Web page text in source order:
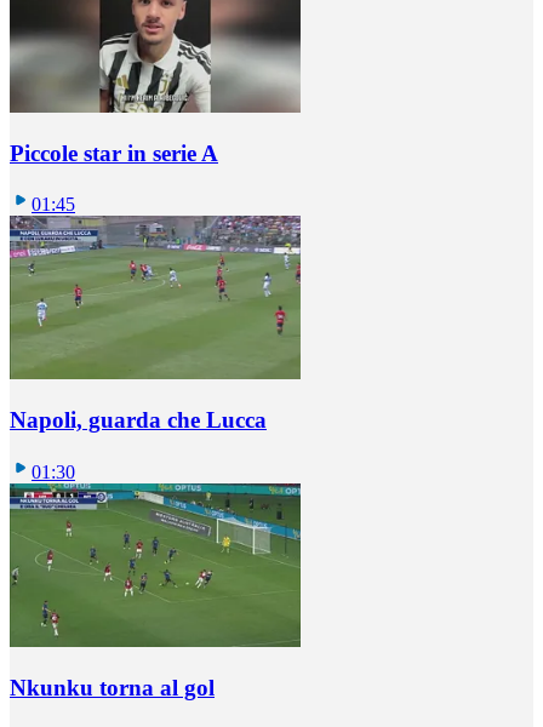
Piccole star in serie A
01:45
Napoli, guarda che Lucca
01:30
Nkunku torna al gol